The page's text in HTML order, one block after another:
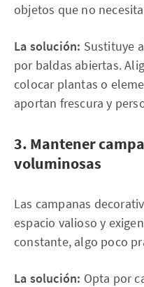
objetos que no
La solución: Sustituye
por baldas abiertas.
colocar plantas o
aportan frescura y
3. Mantener
voluminosas
Las campanas
espacio valioso y
constante, algo poco
La solución: Opta por